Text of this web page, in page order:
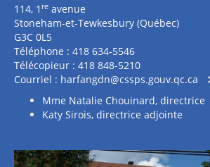
114, 1 re avenue
Stoneham-et-Tewkesbury (Québec)
G3C 0L5
Téléphone : 418 634-5546
Télécopieur : 418 848-5210
Courriel : harfangdn@cssps.gouv.qc.ca
Mme Natalie Chouinard, directrice
Katy Sirois, directrice adjointe